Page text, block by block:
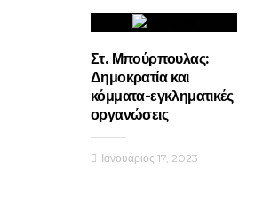
Στ. Μπούρπουλας:
Δημοκρατία και
κόμματα-εγκληματικές
οργανώσεις
Ιανουάριος 17, 2023